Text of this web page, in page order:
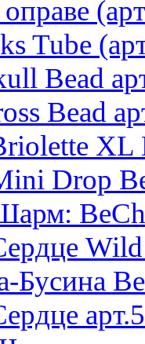
Tube
Bead
Bead
XL
Drop
Бусина